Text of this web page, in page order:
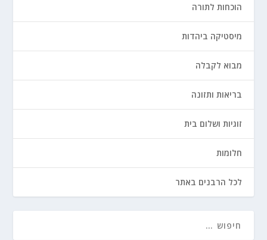
הוכחות לתורה
מיסטיקה ביהדות
מבוא לקבלה
בריאות ותזונה
זוגיות ושלום בית
חלומות
לכל הרבנים באתר